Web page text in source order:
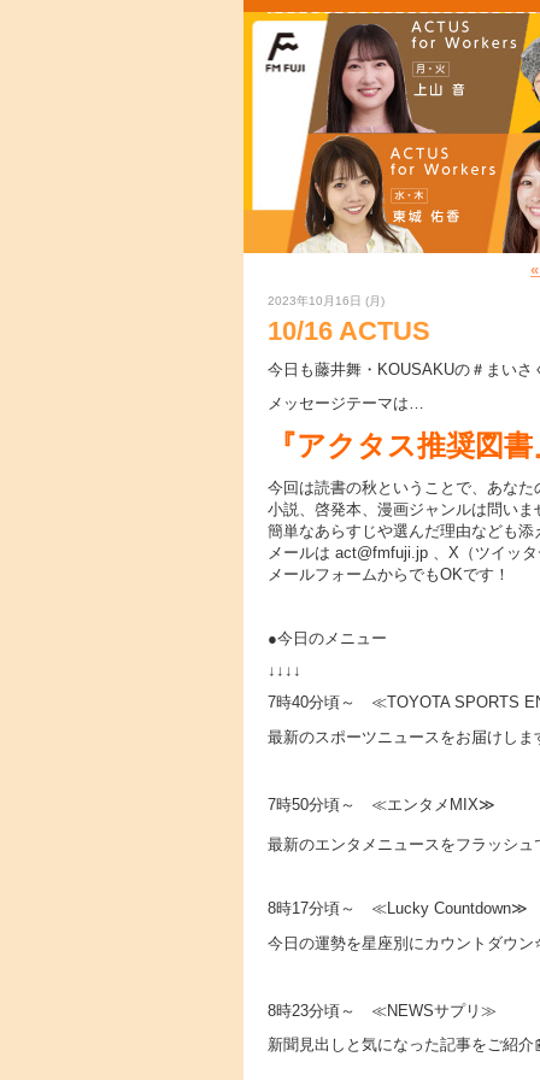
2023年10月16日 (月)
10/16 ACTUS
今日も藤井舞・KOUSAKUの＃まいさ
メッセージテーマは…
『アクタス推奨図書
今回は読書の秋ということで、あな
小説、啓発本、漫画ジャンルは問いま
簡単なあらすじや選んだ理由なども
メールは act@fmfuji.jp 、X（ツイッ
メールフォームからでもOKです！
●今日のメニュー
↓↓↓↓
7時40分頃～ ≪TOYOTA SPORTS
最新のスポーツニュースをお届けしま
7時50分頃～ ≪エンタメMIX≫
最新のエンタメニュースをフラッシュ
8時17分頃～ ≪Lucky Countdown≫
今日の運勢を星座別にカウントダウン
8時23分頃～ ≪NEWSサプリ≫
新聞見出しと気になった記事をご紹介